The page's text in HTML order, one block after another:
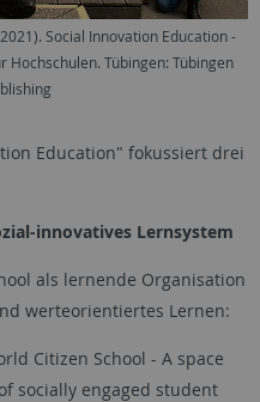
Social Innovation Education -
Tübingen: Tübingen
Education" fokussiert drei
innovatives Lernsystem
als lernende Organisation
werteorientiertes Lernen:
Citizen School - A space
socially engaged student